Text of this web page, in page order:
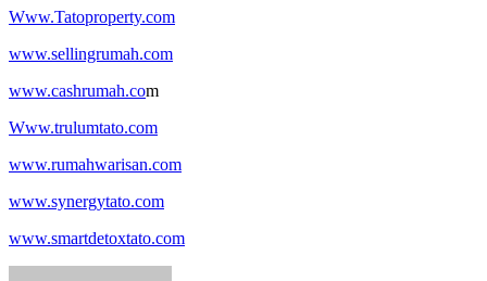
Www.Tatoproperty.com
www.sellingrumah.com
www.cashrumah.com
Www.trulumtato.com
www.rumahwarisan.com
www.synergytato.com
www.smartdetoxtato.com